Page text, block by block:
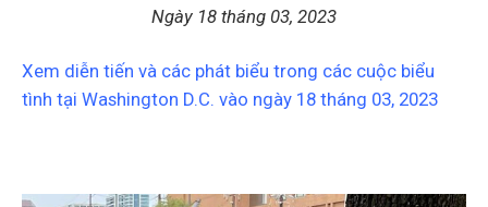
Ngày 18 tháng 03, 2023
Xem diễn tiến và các phát biểu trong các cuộc biểu
tình tại Washington D.C. vào ngày 18 tháng 03, 2023